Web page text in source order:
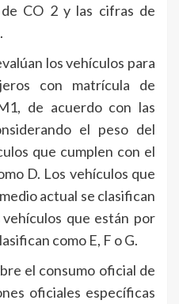
CO 2 y las cifras de
los vehículos para
con matrícula de
de acuerdo con las
el peso del
que cumplen con el
D. Los vehículos que
actual se clasifican
que están por
como E, F o G.
el consumo oficial de
oficiales específicas